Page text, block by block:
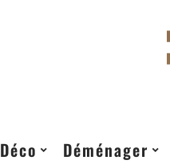
Déco Déménager